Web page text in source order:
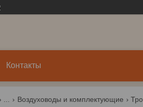
Контакты
Воздуховоды и комплектующие